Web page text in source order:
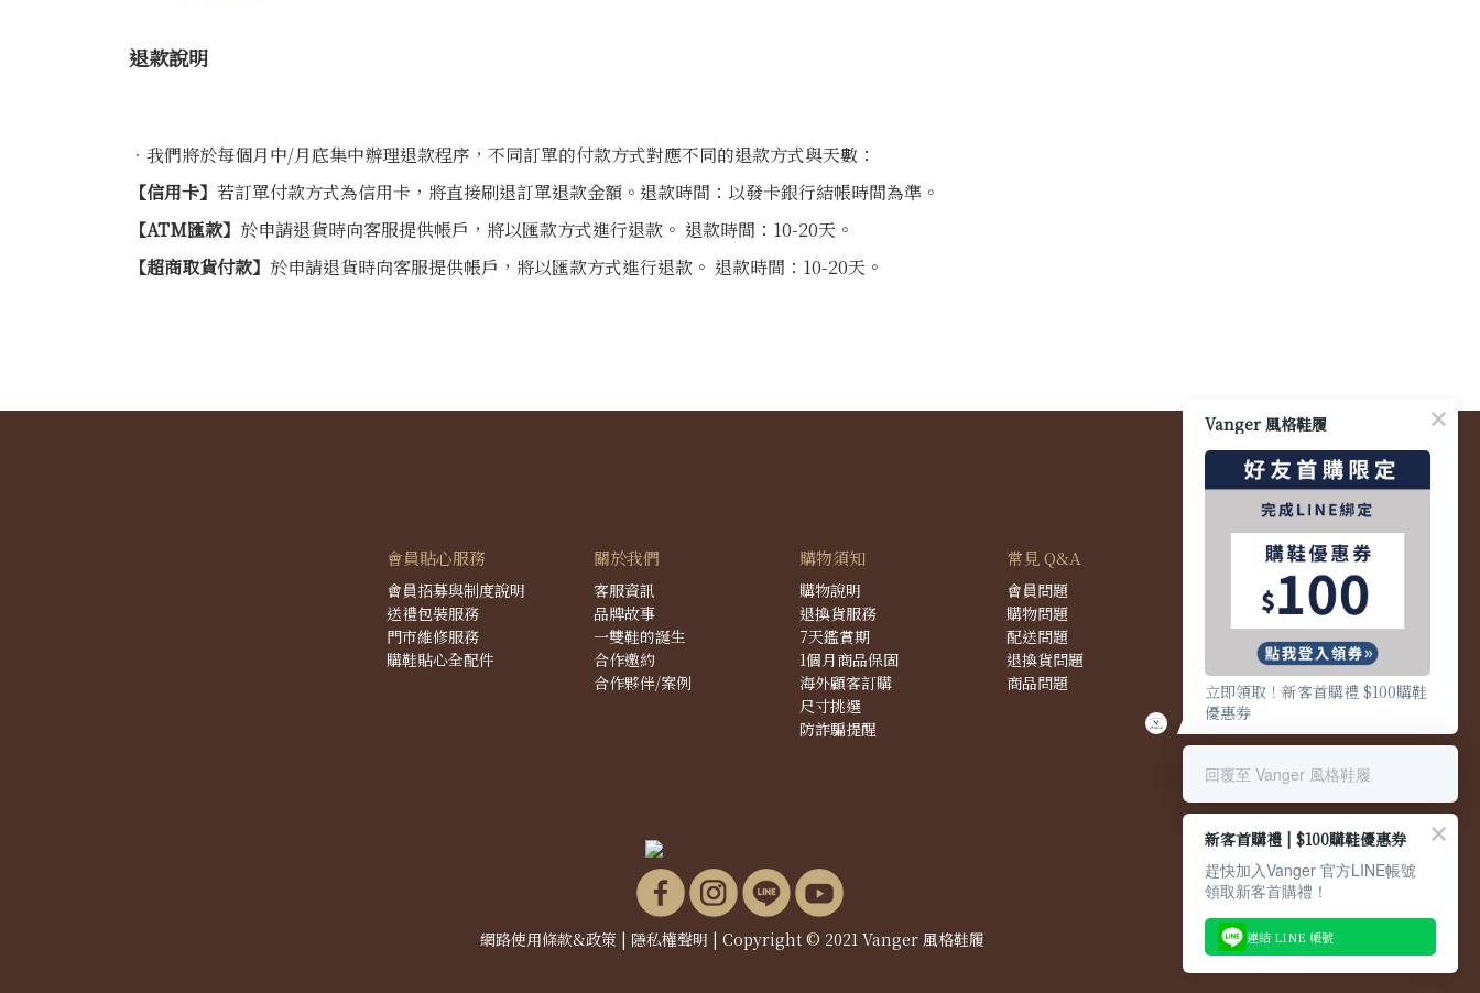
退款說明
．我們將於每個月中/月底集中辦理退款程序，不同訂單的付款方式對應不同的退款方式與天數：
【信用卡】 若訂單付款方式為信用卡，將直接刷退訂單退款金額。退款時間：以發卡銀行結帳時間為準。
【ATM匯款】 於申請退貨時向客服提供帳戶，將以匯款方式進行退款。 退款時間：10-20天。
【超商取貨付款】 於申請退貨時向客服提供帳戶，將以匯款方式進行退款。 退款時間：10-20天。
會員貼心服務
會員招募與制度說明
送禮包裝服務
門市維修服務
購鞋貼心全配件
關於我們
客服資訊
品牌故事
一雙鞋的誕生
合作邀約
合作夥伴/案例
購物須知
購物說明
退換貨服務
7天鑑賞期
1個月商品保固
海外顧客訂購
尺寸挑選
防詐騙提醒
常見 Q&A
會員問題
購物問題
配送問題
退換貨問題
商品問題
網路使用條款&政策 | 隱私權聲明 | Copyright © 2021 Vanger 風格鞋履
Vanger 風格鞋履
立即領取！新客首購禮 $100購鞋
優惠券
回覆至 Vanger 風格鞋履
新客首購禮 | $100購鞋優惠券
趕快加入Vanger 官方LINE帳號
領取新客首購禮！
連結 LINE 帳號